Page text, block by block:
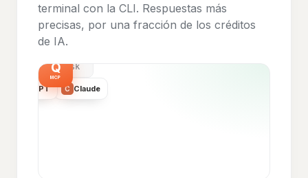
terminal con la CLI. Respuestas más
precisas, por una fracción de los créditos
de IA.
C Claude
ChatGPT
Q
MCP
querri ask